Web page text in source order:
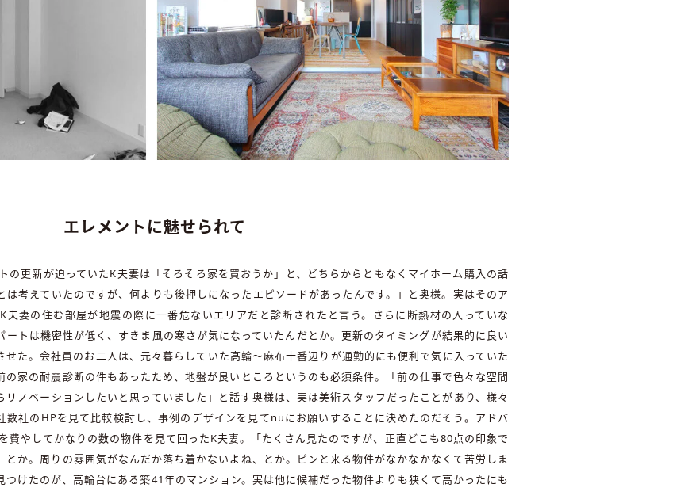
エレメントに魅せられて
の更新が迫っていたK夫妻は「そろそろ家を買おうか」と、どちらからともなくマイホーム購入の話
考えていたのですが、何よりも後押しになったエピソードがあったんです。」と奥様。実はそのア
妻の住む部屋が地震の際に一番危ないエリアだと診断されたと言う。さらに断熱材の入っていな
トは機密性が低く、すきま風の寒さが気になっていたんだとか。更新のタイミングが結果的に良い
た。会社員のお二人は、元々暮らしていた高輪〜麻布十番辺りが通勤的にも便利で気に入っていた
家の耐震診断の件もあったため、地盤が良いところというのも必須条件。「前の仕事で色々な空間
ノベーションしたいと思っていました」と話す奥様は、実は美術スタッフだったことがあり、様々
数社のHPを見て比較検討し、事例のデザインを見てnuにお願いすることに決めたのだそう。アドバ
費やしてかなりの数の物件を見て回ったK夫妻。「たくさん見たのですが、正直どこも80点の印象で
とか。周りの雰囲気がなんだか落ち着かないよね、とか。ピンと来る物件がなかなかなくて苦労しま
つけたのが、高輪台にある築41年のマンション。実は他に候補だった物件よりも狭くて高かったにも